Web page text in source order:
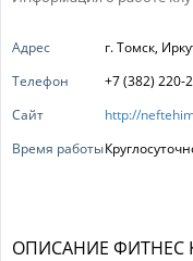
Адрес
г. Томск,
Телефон
+7 (382) 220-
Сайт
http://
Время работы
ОПИСАНИЕ ФИТНЕС